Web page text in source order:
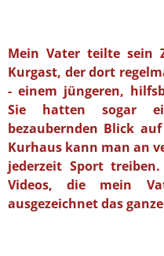
Mein Vater teilte sein
Kurgast, der dort
- einem jüngeren,
Sie hatten sogar
bezaubernden Blick
Kurhaus kann man an
jederzeit Sport
Videos, die mein
ausgezeichnet das